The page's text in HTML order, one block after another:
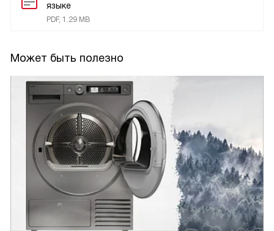
языке
PDF, 1.29 MB
Может быть полезно